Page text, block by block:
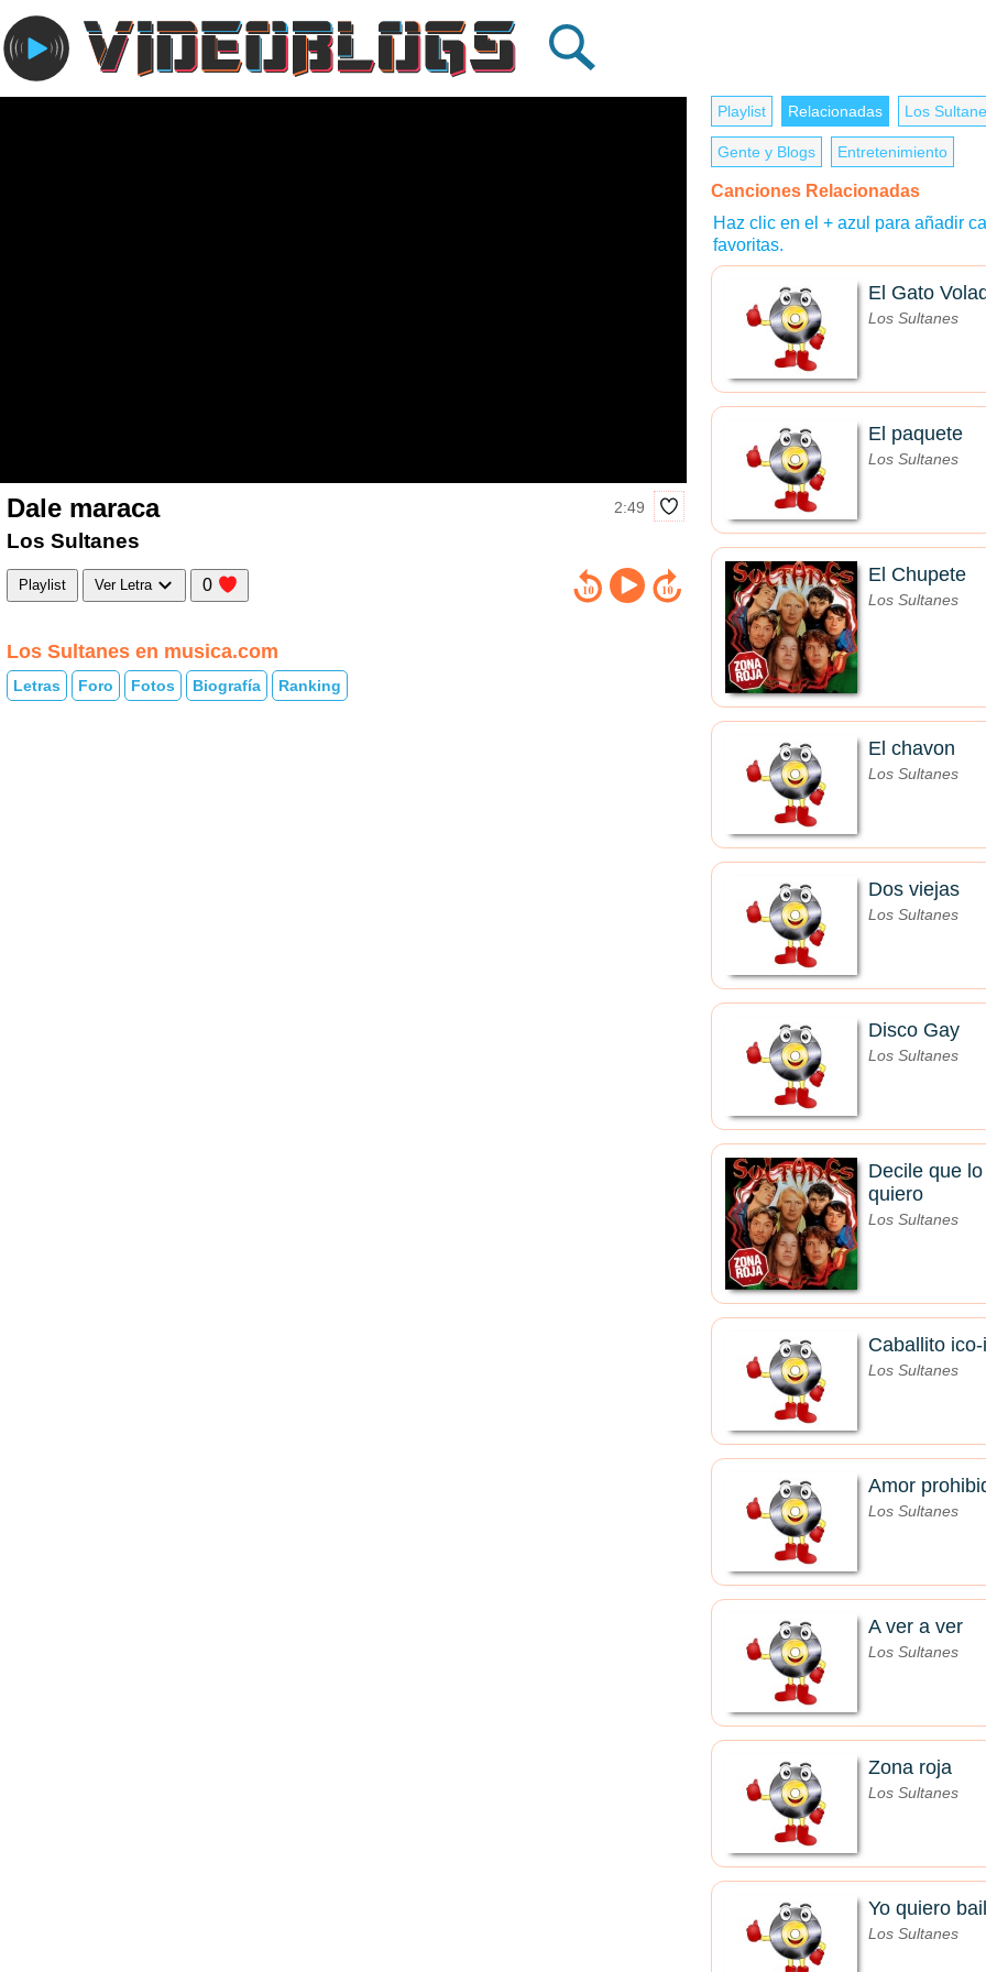
Dale maraca 2:49
Los Sultanes
Playlist Ver Letra 0
Los Sultanes en musica.com
Letras Foro Fotos Biografía Ranking
Playlist Relacionadas Los
Gente y Blogs Entretenimiento
Canciones Relacionadas
Haz clic en el + azul para añadir
favoritas.
El Gato
Los Sultanes
El paquete
Los Sultanes
El Chupete
Los Sultanes
El chavon
Los Sultanes
Dos viejas
Los Sultanes
Disco Gay
Los Sultanes
Decile que lo
quiero
Los Sultanes
Caballito
Los Sultanes
Amor
Los Sultanes
A ver a ver
Los Sultanes
Zona roja
Los Sultanes
Yo quiero
Los Sultanes